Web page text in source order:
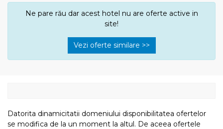
Ne pare rău dar acest hotel nu are oferte active in
site!
Vezi oferte similare >>
Datorita dinamicitatii domeniului disponibilitatea ofertelor
se modifica de la un moment la altul. De aceea ofertele